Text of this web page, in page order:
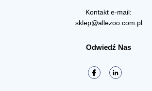
Kontakt e-mail:
sklep@allezoo.com.pl
Odwiedź Nas